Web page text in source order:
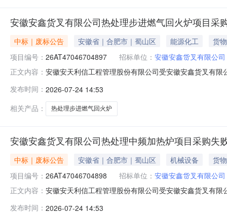
安徽安鑫货叉有限公司热处理步进燃气回火炉项目采
中标｜废标公告 安徽省｜合肥市｜蜀山区 能源化工
货物
项目编号： 26AT47046704897 招标单位： 安徽安鑫货叉有限公司
正文内容： 安徽安天利信工程管理股份有限公司受安徽安鑫货叉有
发布时间： 2026-07-24 14:53
相关产品：
热处理步进燃气回火炉
安徽安鑫货叉有限公司热处理中频加热炉项目采购失
中标｜废标公告 安徽省｜合肥市｜蜀山区 机械设备
货物
项目编号： 26AT47046704898 招标单位： 安徽安鑫货叉有限公司
正文内容： 安徽安天利信工程管理股份有限公司受安徽安鑫货叉有
发布时间： 2026-07-24 14:53